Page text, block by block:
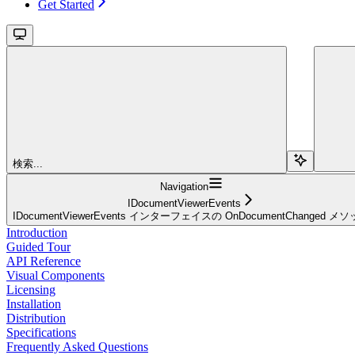
Get Started
検索...
Navigation
IDocumentViewerEvents
IDocumentViewerEvents インターフェイスの OnDocumentChanged メソ
Introduction
Guided Tour
API Reference
Visual Components
Licensing
Installation
Distribution
Specifications
Frequently Asked Questions